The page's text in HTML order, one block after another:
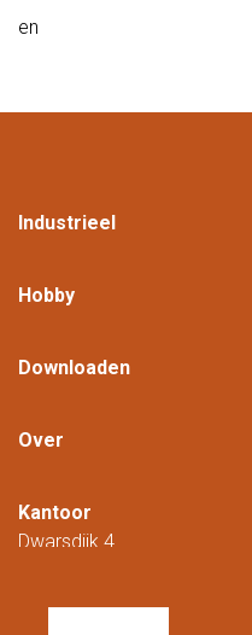
en
Industrieel
Hobby
Downloaden
Over
Kantoor
Dwarsdijk 4